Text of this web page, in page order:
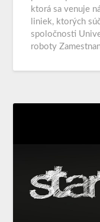
ktorá sa venuje
liniek, ktorých
spoločnosti
roboty